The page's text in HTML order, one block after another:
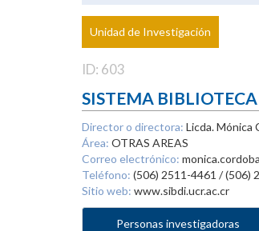
Proyecto
Unidad de Investigación
ID: 603
SISTEMA
Director o directora: Licda. Mónica
Área: OTRAS AREAS
Correo electrónico:
Teléfono: (506) 2511-4461 / (506)
Sitio web: www.sibdi.ucr.ac.cr
Personas investigadoras